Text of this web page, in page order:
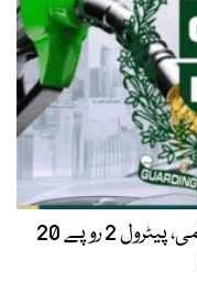
پیٹرولیم مصنوعات کی قیمتوں میں کمی، پیٹرول 2 روپے 20